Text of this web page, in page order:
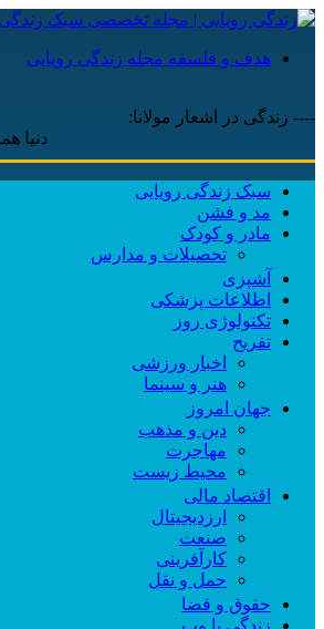
هدف و فلسفه مجله زندگی رویایی
---- زندگی در اشعار مولانا:
دنیا همه
سبک زندگی رویایی
مد و فشن
مادر و کودک
تحصیلات و مدارس
آشپزی
اطلاعات پزشکی
تکنولوژی روز
تفریح
اخبار ورزشی
هنر و سینما
جهان امروز
دین و مذهب
مهاجرت
محیط زیست
اقتصاد مالی
ارزدیجیتال
صنعت
کارآفرینی
حمل و نقل
حقوق و قضا
زندگی با وب